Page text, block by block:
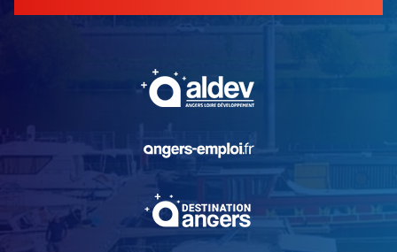
, Ouvre une nouvelle